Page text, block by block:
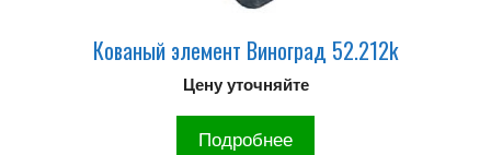
Кованый элемент Виноград 52.212k
Цену уточняйте
Подробнее